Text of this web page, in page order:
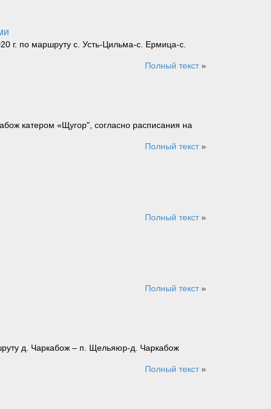
г. по маршруту с. Усть-Цильма-с. Ермица-с.
Полный текст»
катером «Щугор", согласно расписания на
Полный текст»
Полный текст»
Полный текст»
д. Чаркабож – п. Щельяюр-д. Чаркабож
Полный текст»